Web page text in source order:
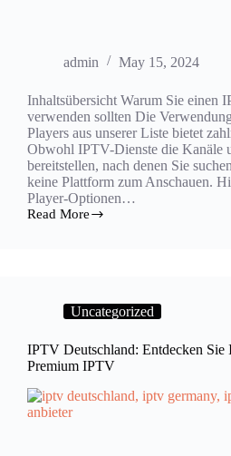
admin May 15, 2024
Inhaltsübersicht Warum Sie einen
verwenden sollten Die
Players aus unserer Liste bietet
Obwohl IPTV-Dienste die Kanäle
bereitstellen, nach denen Sie
keine Plattform zum Anschauen.
Player-Optionen…
Read More
Uncategorized
IPTV Deutschland: Entdecken
Premium IPTV